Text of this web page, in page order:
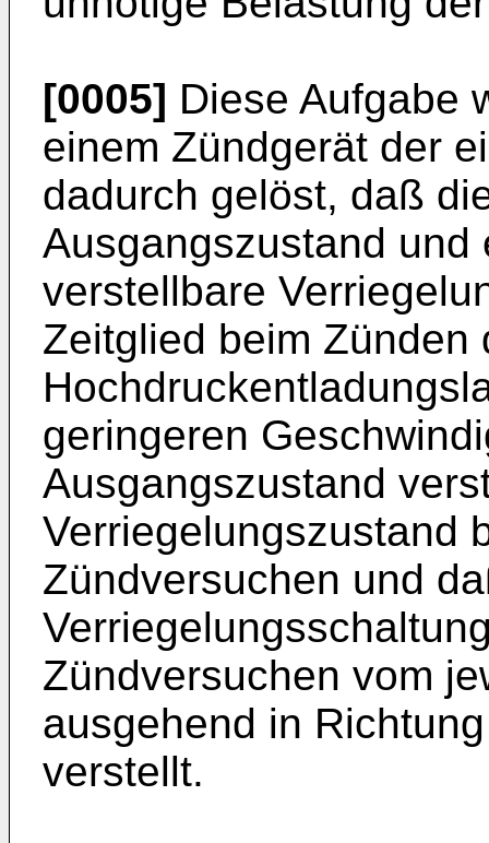
[0005] Diese Aufgabe
einem Zündgerät der
dadurch gelöst, daß
Ausgangszustand und
verstellbare
Zeitglied beim Zünden
geringeren
Ausgangszustand
Verriegelungszustand
Zündversuchen und
Zündversuchen vom
ausgehend in
verstellt.